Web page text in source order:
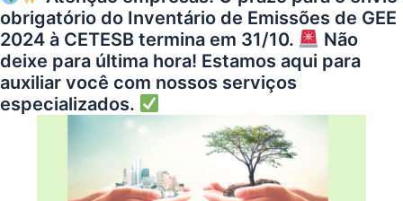
obrigatório do Inventário de Emissões de GEE
2024 à CETESB termina em 31/10.
Não
deixe para última hora! Estamos aqui para
auxiliar você com nossos serviços
especializados.